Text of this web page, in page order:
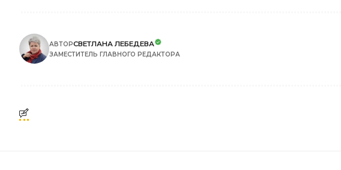
АВТОРСВЕТЛАНА ЛЕБЕДЕВА
ЗАМЕСТИТЕЛЬ ГЛАВНОГО РЕДАКТОРА